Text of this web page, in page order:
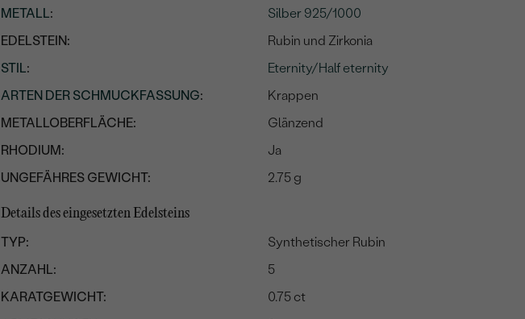
METALL:
Silber 925/1000
EDELSTEIN:
Rubin und Zirkonia
STIL:
Eternity/Half eternity
ARTEN DER SCHMUCKFASSUNG:
Krappen
METALLOBERFLÄCHE:
Glänzend
RHODIUM:
Ja
UNGEFÄHRES GEWICHT:
2.75 g
Details des eingesetzten Edelsteins
TYP:
Synthetischer Rubin
ANZAHL:
5
KARATGEWICHT:
0.75 ct